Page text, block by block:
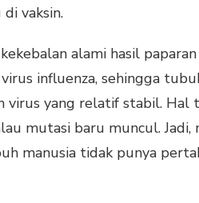
vaksin.
alami hasil
influenza, sehingga
virus yang relatif stabil.
mutasi baru muncul. Jadi,
manusia tidak punya